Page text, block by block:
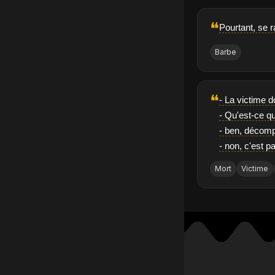
❝Pourtant, se
Barbe
❝- La victime
- Qu'est-ce
- ben,
- non, c'est
Mort Victime